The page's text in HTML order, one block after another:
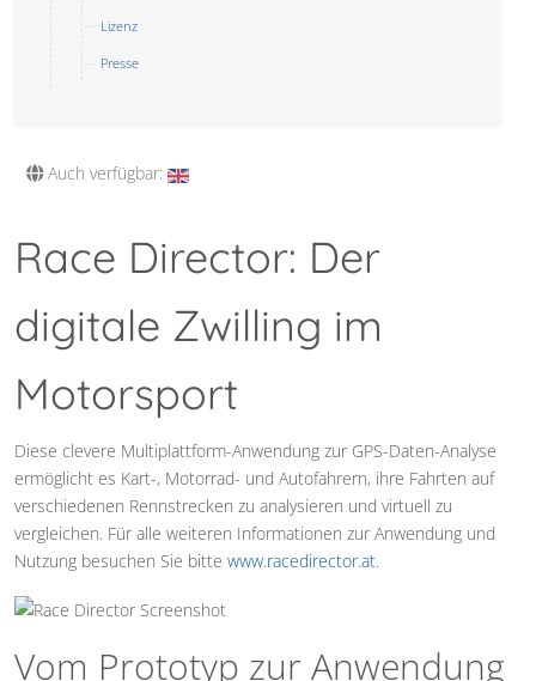
Lizenz
Presse
Auch verfügbar:
Race Director: Der
digitale Zwilling im
Motorsport
Diese clevere Multiplattform-Anwendung zur GPS-Daten-Analyse
ermöglicht es Kart-, Motorrad- und Autofahrern, ihre Fahrten auf
verschiedenen Rennstrecken zu analysieren und virtuell zu
vergleichen. Für alle weiteren Informationen zur Anwendung und
Nutzung besuchen Sie bitte www.racedirector.at.
Vom Prototyp zur Anwendung